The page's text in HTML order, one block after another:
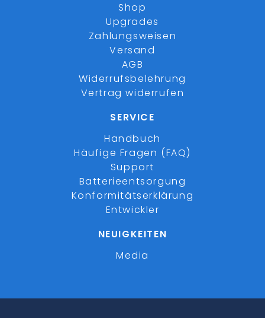
Shop
Upgrades
Zahlungsweisen
Versand
AGB
Widerrufsbelehrung
Vertrag widerrufen
SERVICE
Handbuch
Häufige Fragen (FAQ)
Support
Batterieentsorgung
Konformitätserklärung
Entwickler
NEUIGKEITEN
Media